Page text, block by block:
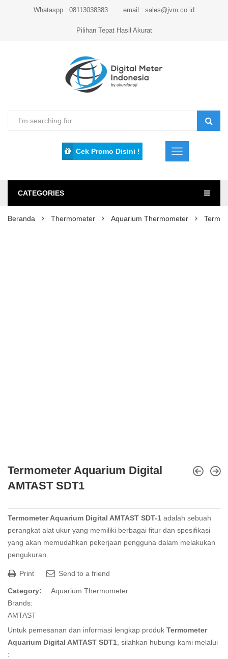
Whataspp : 08113038383 email : sales@jvm.co.id
Pilihan Tepat Hasil Akurat
Cek Promo Disini !
CATEGORIES
Beranda Thermometer Aquarium Thermometer
Termometer Aquarium Digital
AMTAST SDT1
Termometer Aquarium Digital AMTAST SDT-1 adalah sebuah
perangkat alat ukur yang memiliki berbagai fitur dan spesifikasi
yang akan memudahkan pekerjaan pengguna dalam melakukan
pengukuran.
Print Send to a friend
Category:
Aquarium Thermometer
Brands:
AMTAST
Untuk pemesanan dan informasi lengkap produk Termometer
Aquarium Digital AMTAST SDT1 , silahkan hubungi kami melalui
: